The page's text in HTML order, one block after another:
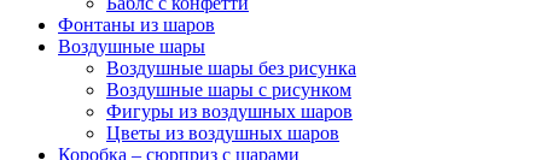
Фонтаны из шаров
Воздушные шары
Воздушные шары без рисунка
Воздушные шары с рисунком
Фигуры из воздушных шаров
Цветы из воздушных шаров
Коробка – сюрприз с шарами